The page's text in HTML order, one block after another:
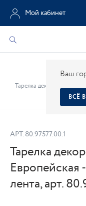
Ваш
ВСЁ
Мой кабинет
Тарелка декоративная
АРТ. 80.97577.00.1
Тарелка
Европейская
лента, арт.